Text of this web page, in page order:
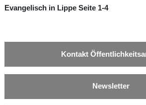
Evangelisch in Lippe Seite 1-4
Kontakt
Newsletter